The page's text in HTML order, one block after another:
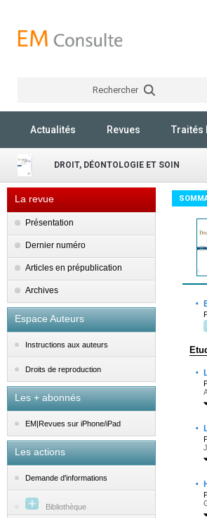
Rechercher
Actualités Revues Traités
DROIT, DÉONTOLOGIE ET SOIN
La revue
Présentation
Dernier numéro
Articles en prépublication
Archives
Espace Auteurs
Instructions aux auteurs
Droits de reproduction
Les + abonnés
EM|Revues sur iPhone/iPad
Les actions
Demande d'informations
Bibliothèque
·
·
·
·